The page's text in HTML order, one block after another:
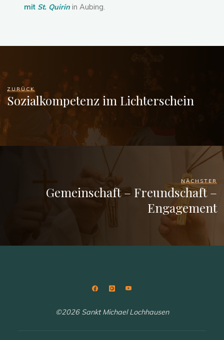
mit St. Quirinin Aubing.
ZURÜCK
Sozialkompetenz im Lichterschein
NÄCHSTER
Gemeinschaft – Freundschaft –
Engagement
©2026 Sankt Michael Lochhausen